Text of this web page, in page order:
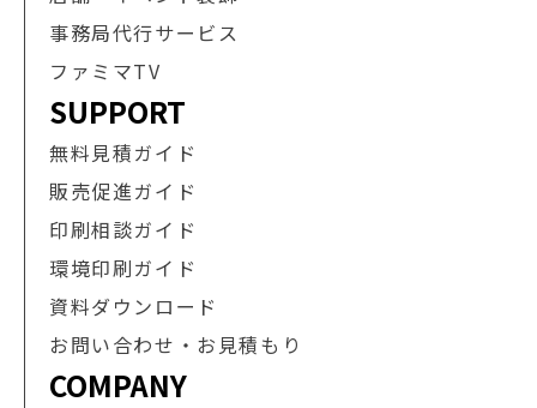
事務局代行サービス
ファミマTV
SUPPORT
無料見積ガイド
販売促進ガイド
印刷相談ガイド
環境印刷ガイド
資料ダウンロード
お問い合わせ・お見積もり
COMPANY